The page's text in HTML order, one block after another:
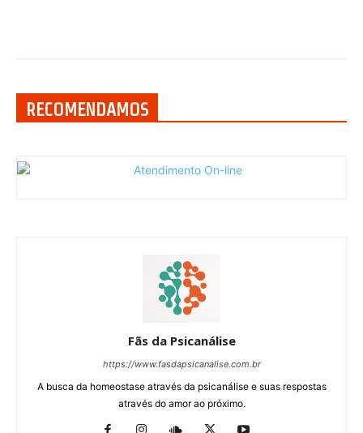
RECOMENDAMOS
Fãs da Psicanálise
https://www.fasdapsicanalise.com.br
A busca da homeostase através da psicanálise e suas respostas
através do amor ao próximo.